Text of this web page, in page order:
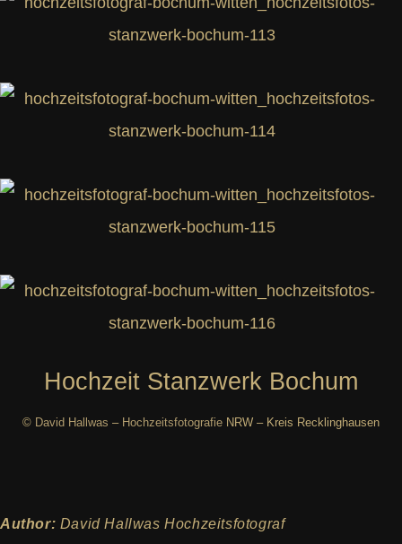
Hochzeit Stanzwerk Bochum
© David Hallwas – Hochzeitsfotografie NRW – Kreis Recklinghausen
Author: David Hallwas Hochzeitsfotograf